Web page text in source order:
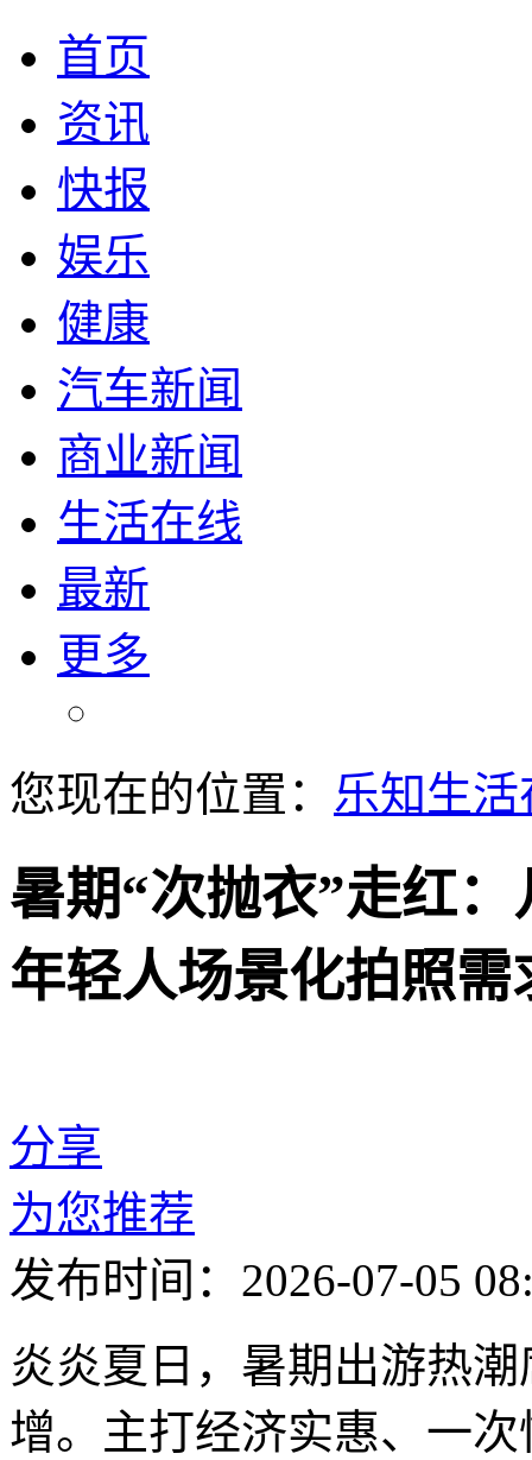
首页
资讯
快报
娱乐
健康
汽车新闻
商业新闻
生活在线
最新
更多
您现在的位置： 乐知生活
暑期“次抛衣”走红
年轻人场景化拍照需
分享
为您推荐
发布时间：2026-07-05
炎炎夏日，暑期出游热
增。主打经济实惠、一